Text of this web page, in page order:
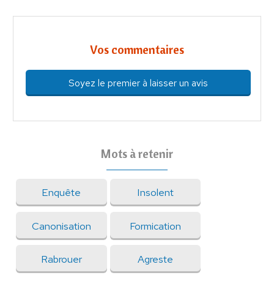
Vos commentaires
Soyez le premier à laisser un avis
Mots à retenir
Enquête Insolent
Canonisation Formication
Rabrouer Agreste